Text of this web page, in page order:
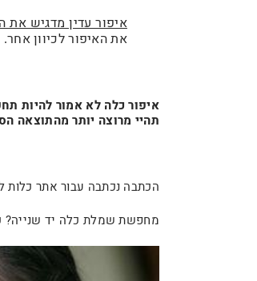
איפור עדין מדגיש את
את האיפור לכיוון אחר.
איפור כלה לא אמור להיות
תהיי מרוצה יותר מהתוצאה
הכתבה נכתבה עבור אתר
מחפשת שמלת כלה יד שנייה?